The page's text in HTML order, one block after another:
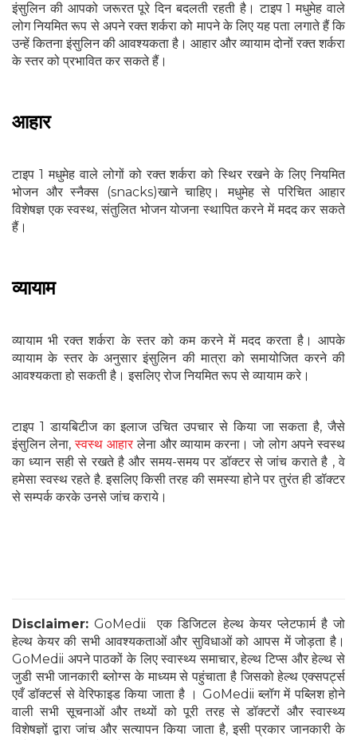
इंसुलिन की आपको जरूरत पूरे दिन बदलती रहती है। टाइप 1 मधुमेह वाले
लोग नियमित रूप से अपने रक्त शर्करा को मापने के लिए यह पता लगाते हैं कि
उन्हें कितना इंसुलिन की आवश्यकता है। आहार और व्यायाम दोनों रक्त शर्करा
के स्तर को प्रभावित कर सकते हैं।
आहार
टाइप 1 मधुमेह वाले लोगों को रक्त शर्करा को स्थिर रखने के लिए नियमित
भोजन और स्नैक्स (snacks)खाने चाहिए। मधुमेह से परिचित आहार
विशेषज्ञ एक स्वस्थ, संतुलित भोजन योजना स्थापित करने में मदद कर सकते
हैं।
व्यायाम
व्यायाम भी रक्त शर्करा के स्तर को कम करने में मदद करता है। आपके
व्यायाम के स्तर के अनुसार इंसुलिन की मात्रा को समायोजित करने की
आवश्यकता हो सकती है। इसलिए रोज नियमित रूप से व्यायाम करे।
टाइप 1 डायबिटीज का इलाज उचित उपचार से किया जा सकता है, जैसे
इंसुलिन लेना,स्वस्थ आहारलेना और व्यायाम करना। जो लोग अपने स्वस्थ
का ध्यान सही से रखते है और समय-समय पर डॉक्टर से जांच कराते है , वे
हमेसा स्वस्थ रहते है. इसलिए किसी तरह की समस्या होने पर तुरंत ही डॉक्टर
से सम्पर्क करके उनसे जांच कराये।
Disclaimer: GoMedii एक डिजिटल हेल्थ केयर प्लेटफार्म है जो
हेल्थ केयर की सभी आवश्यकताओं और सुविधाओं को आपस में जोड़ता है।
GoMedii अपने पाठकों के लिए स्वास्थ्य समाचार, हेल्थ टिप्स और हेल्थ से
जुडी सभी जानकारी ब्लोग्स के माध्यम से पहुंचाता है जिसको हेल्थ एक्सपर्ट्स
एवँ डॉक्टर्स से वेरिफाइड किया जाता है । GoMedii ब्लॉग में पब्लिश होने
वाली सभी सूचनाओं और तथ्यों को पूरी तरह से डॉक्टरों और स्वास्थ्य
विशेषज्ञों द्वारा जांच और सत्यापन किया जाता है, इसी प्रकार जानकारी के